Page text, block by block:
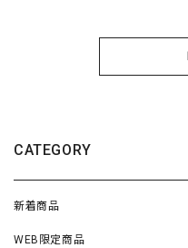
CATEGORY
新着商品
WEB限定商品